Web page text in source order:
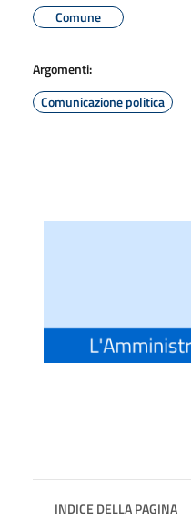
Comune
Argomenti:
Comunicazione politica
INDICE DELLA PAGINA